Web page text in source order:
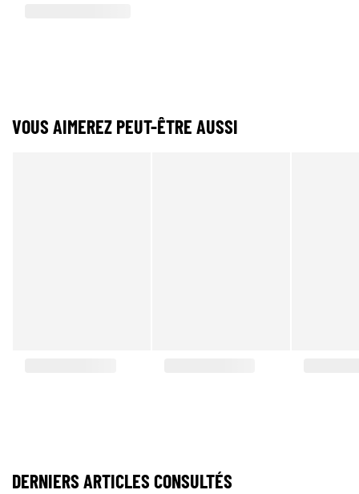
VOUS AIMEREZ PEUT-ÊTRE AUSSI
DERNIERS ARTICLES CONSULTÉS